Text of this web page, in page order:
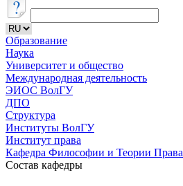
Образование
Наука
Университет и общество
Международная деятельность
ЭИОС ВолГУ
ДПО
Структура
Институты ВолГУ
Институт права
Кафедра Философии и Теории Права
Состав кафедры